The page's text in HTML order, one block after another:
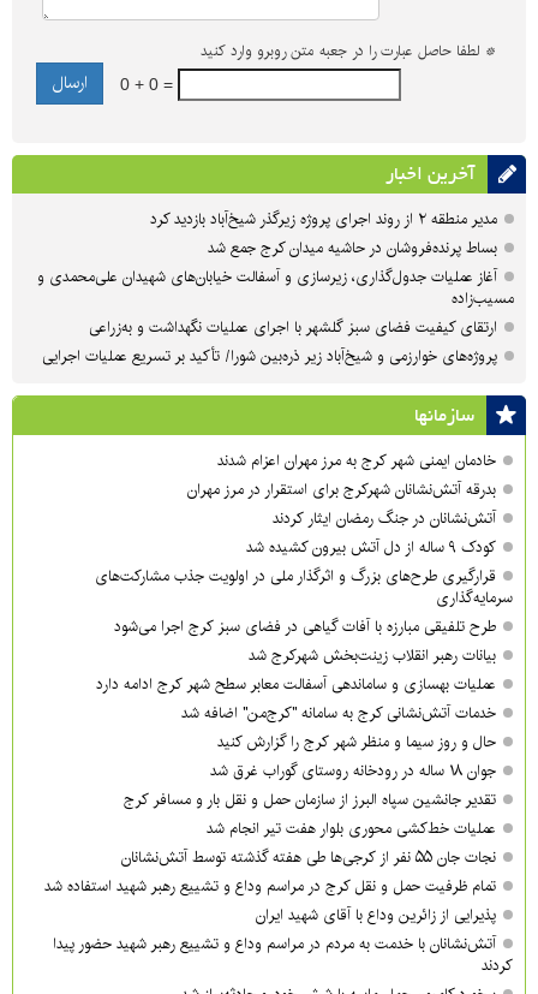
* لطفا حاصل عبارت را در جعبه متن روبرو وارد کنید
0 + 0 =
آخرین اخبار
مدیر منطقه ۲ از روند اجرای پروژه زیرگذر شیخ‌آباد بازدید کرد
بساط پرنده‌فروشان در حاشیه میدان کرج جمع شد
آغاز عملیات جدول‌گذاری، زیرسازی و آسفالت خیابان‌های شهیدان علی‌محمدی و
مسیب‌زاده
ارتقای کیفیت فضای سبز گلشهر با اجرای عملیات نگهداشت و به‌زراعی
پروژه‌های خوارزمی و شیخ‌آباد زیر ذره‌بین شورا/ تأکید بر تسریع عملیات اجرایی
سازمان‎ها
خادمان ایمنی شهر کرج به مرز مهران اعزام شدند
بدرقه آتش‌نشانان شهرکرج برای استقرار در مرز مهران
آتش‌نشانان در جنگ رمضان ایثار کردند
کودک ۹ ساله از دل آتش بیرون کشیده شد
قرارگیری طرح‌های بزرگ و اثرگذار ملی در اولویت‌ جذب مشارکت‌های
سرمایه‌گذاری
طرح تلفیقی مبارزه با آفات گیاهی در فضای سبز کرج اجرا می‌شود
بیانات رهبر انقلاب زینت‌بخش شهرکرج شد
عملیات بهسازی و ساماندهی آسفالت معابر سطح شهر کرج ادامه دارد
خدمات آتش‌نشانی کرج به سامانه "کرج‌من" اضافه شد
حال و روز سیما و منظر شهر کرج را گزارش کنید
جوان ۱۸ ساله در رودخانه روستای گوراب غرق شد
تقدیر جانشین سپاه البرز از سازمان حمل و نقل بار و مسافر کرج
عملیات خط‌کشی محوری بلوار هفت تیر انجام شد
نجات جان ۵۵ نفر از کرجی‌ها طی هفته گذشته توسط آتش‌نشانان
تمام ظرفیت حمل و نقل کرج در مراسم وداع و تشییع رهبر شهید استفاده شد
پذیرایی از زائرین وداع با آقای شهید ایران
آتش‌نشانان با خدمت به مردم در مراسم وداع و تشییع رهبر شهید حضور پیدا
کردند